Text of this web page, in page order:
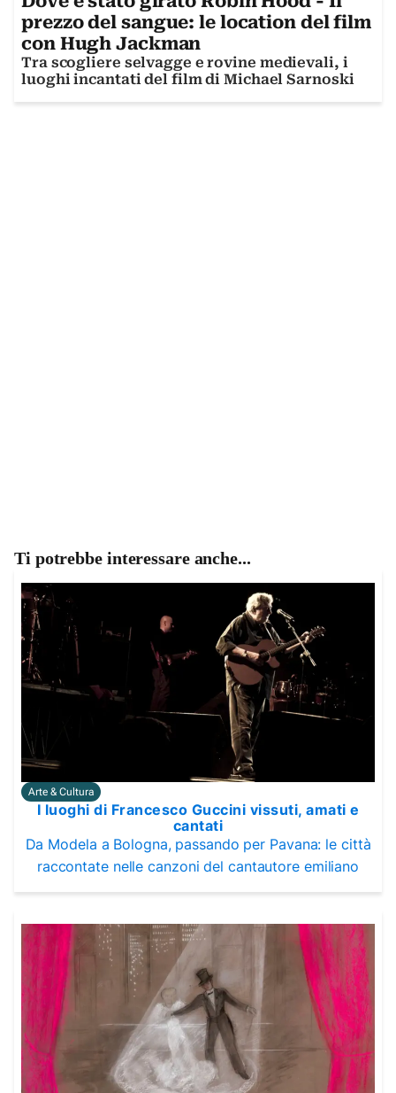
prezzo del sangue: le location del film
con Hugh Jackman
Tra scogliere selvagge e rovine medievali, i
luoghi incantati del film di Michael Sarnoski
Ti potrebbe interessare anche...
Arte & Cultura
I luoghi di Francesco Guccini vissuti, amati e
cantati
Da Modela a Bologna, passando per Pavana: le città
raccontate nelle canzoni del cantautore emiliano